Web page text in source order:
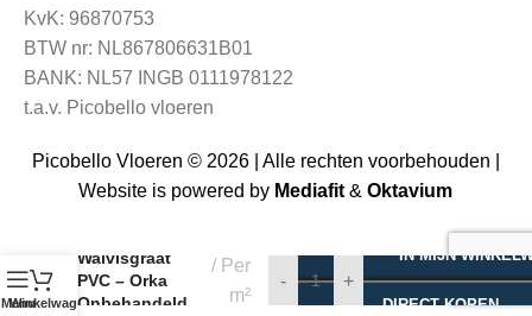
KvK: 96870753
BTW nr: NL867806631B01
BANK: NL57 INGB 0111978122
t.a.v. Picobello vloeren
Picobello Vloeren © 2026 | Alle rechten voorbehouden |
Website is powered by Mediafit &Oktavium
Menu
Winkelwagen
Walvisgraat
PVC – Orka
Onbehandeld
Per
m²
- +
IN MIJN
DIRECT KOPEN